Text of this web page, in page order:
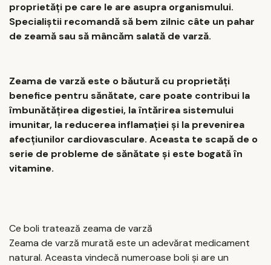
proprietăți pe care le are asupra organismului.
Specialiștii recomandă să bem zilnic câte un pahar
de zeamă sau să mâncăm salată de varză.
Zeama de varză este o băutură cu proprietăți
benefice pentru sănătate, care poate contribui la
îmbunătățirea digestiei, la întărirea sistemului
imunitar, la reducerea inflamației și la prevenirea
afecțiunilor cardiovasculare. Aceasta te scapă de o
serie de probleme de sănătate și este bogată în
vitamine.
Ce boli tratează zeama de varză
Zeama de varză murată este un adevărat medicament
natural. Aceasta vindecă numeroase boli și are un